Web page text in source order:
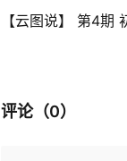
【云图说】 第4期
评论（0）